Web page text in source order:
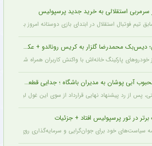
سرمربی استقلالی به خرید جدید پرسپولیس
تیم فوتبال استقلال در ابتدای بازی دوستانه امروز با
دیس‌بک محمدرضا گلزار به کریس رونالدو + عکس
خودروهای پارکینگ خانه‌اش با واکنش کاربران همراه شده و
آبی پوشان به مدیران باشگاه ؛ جدایی قطعی است !
پس از رد پیشنهاد نهایی قرارداد از سوی این غول لیگ
در تور پرسپولیس افتاد + جزئیات
خود برای جوان‌گرایی و سرمایه‌گذاری روی استعدادهای آینده فوتبال